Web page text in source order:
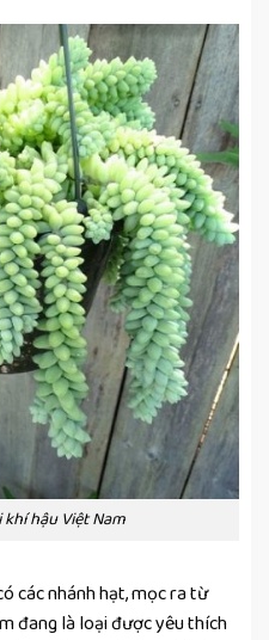
hậu Việt Nam
các nhánh hạt, mọc ra từ
đang là loại được yêu thích